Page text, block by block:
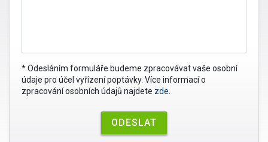
* Odesláním formuláře budeme zpracovávat vaše osobní
údaje pro účel vyřízení poptávky. Více informací o
zpracování osobních údajů najdete zde